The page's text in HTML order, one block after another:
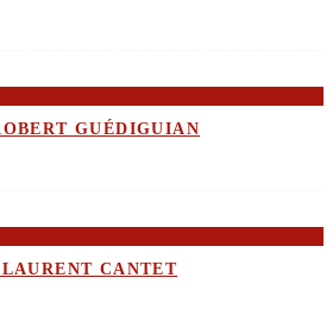
GUÉDIGUIAN
CANTET